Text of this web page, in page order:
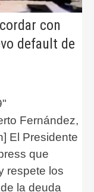
con
default de
Fernández,
El Presidente
que
respete los
la deuda